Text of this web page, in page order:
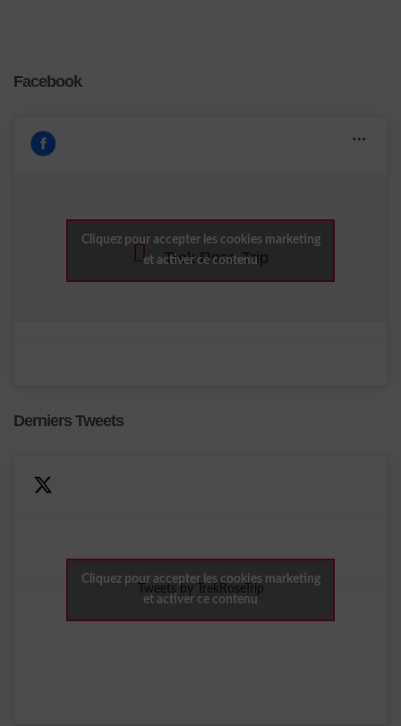
Facebook
Trek Rose Trip
Cliquez pour accepter les cookies marketing
et activer ce contenu
Derniers Tweets
Tweets by TrekRoseTrip
Cliquez pour accepter les cookies marketing
et activer ce contenu